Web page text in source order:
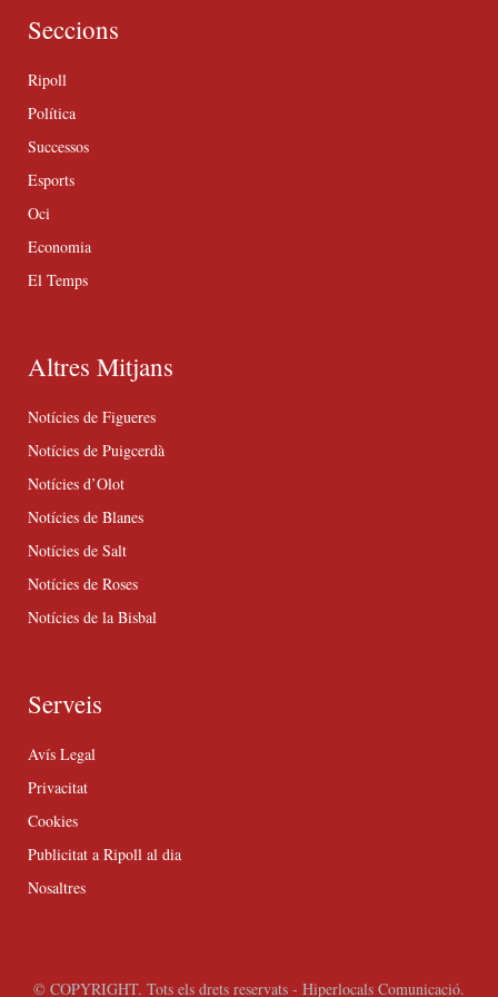
Seccions
Ripoll
Política
Successos
Esports
Oci
Economia
El Temps
Altres Mitjans
Notícies de Figueres
Notícies de Puigcerdà
Notícies d’Olot
Notícies de Blanes
Notícies de Salt
Notícies de Roses
Notícies de la Bisbal
Serveis
Avís Legal
Privacitat
Cookies
Publicitat a Ripoll al dia
Nosaltres
© COPYRIGHT. Tots els drets reservats - Hiperlocals Comunicació.